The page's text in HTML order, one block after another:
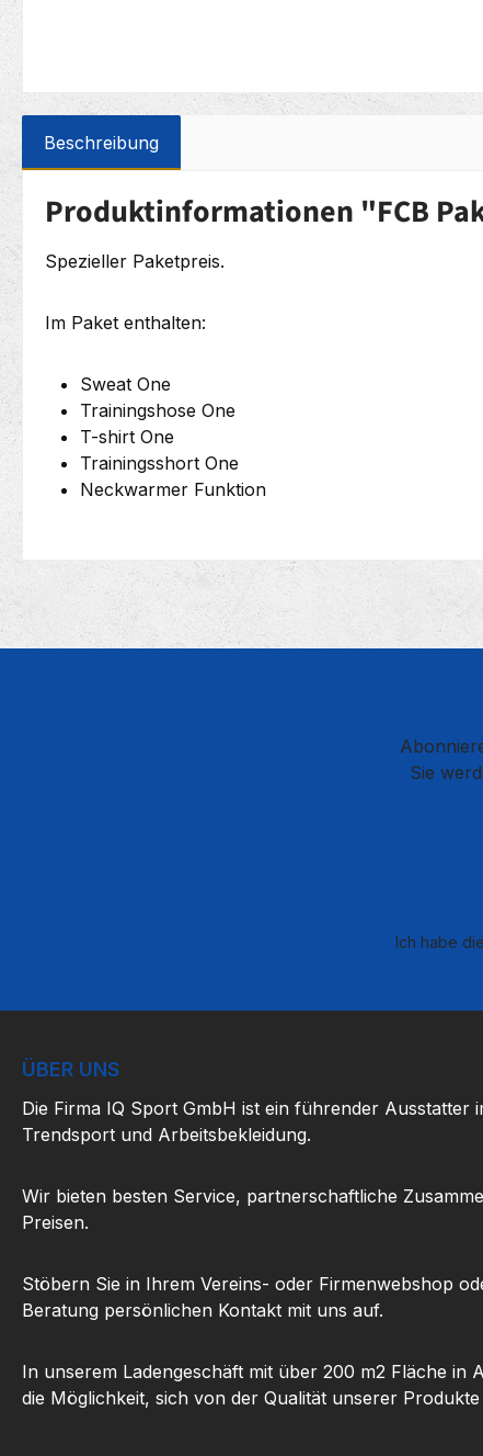
Beschreibung
Produktinformationen "FCB
Spezieller Paketpreis.
Im Paket enthalten:
Sweat One
Trainingshose One
T-shirt One
Trainingsshort One
Neckwarmer Funktion
Sie
Ich habe die
ÜBER UNS
Die Firma IQ Sport GmbH ist ein führender Ausstatter
Trendsport und Arbeitsbekleidung.
Wir bieten besten Service, partnerschaftliche
Preisen.
Stöbern Sie in Ihrem Vereins- oder Firmenwebshop
Beratung persönlichen Kontakt mit uns auf.
In unserem Ladengeschäft mit über 200 m2 Fläche in
die Möglichkeit, sich von der Qualität unserer